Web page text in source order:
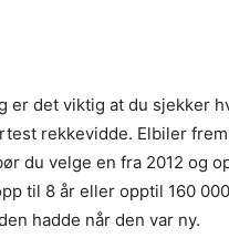
er det viktig at du sjekker
rekkevidde. Elbiler
du velge en fra 2012 og
til 8 år eller opptil 160
hadde når den var ny.